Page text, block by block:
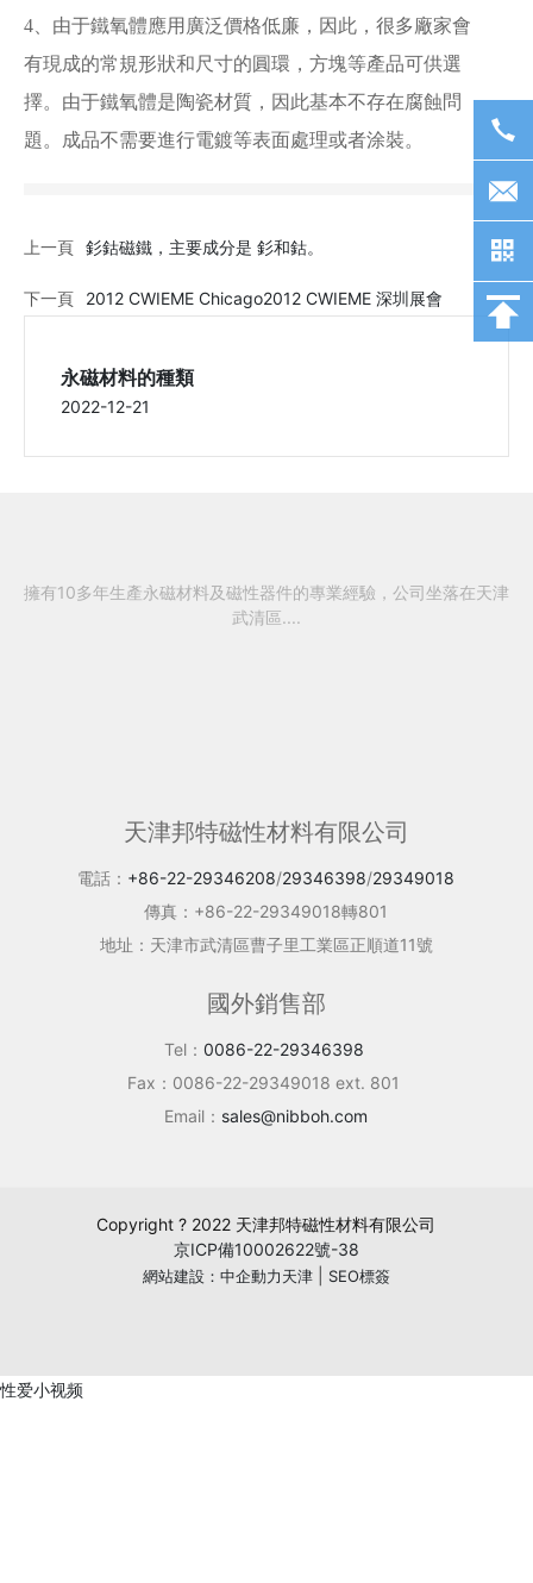
4、由于鐵氧體應用廣泛價格低廉，因此，很多廠家會
有現成的常規形狀和尺寸的圓環，方塊等產品可供選
擇。由于鐵氧體是陶瓷材質，因此基本不存在腐蝕問
題。成品不需要進行電鍍等表面處理或者涂裝。
上一頁 釤鈷磁鐵，主要成分是 釤和鈷。
下一頁 2012 CWIEME Chicago2012 CWIEME 深圳展會
永磁材料的種類
2022-12-21
擁有10多年生產永磁材料及磁性器件的專業經驗，公司坐落在天津
武清區....
天津邦特磁性材料有限公司
電話： +86-22-29346208/29346398/29349018
傳真：+86-22-29349018轉801
地址：天津市武清區曹子里工業區正順道11號
國外銷售部
Tel： 0086-22-29346398
Fax：0086-22-29349018 ext. 801
Email： sales@nibboh.com
Copyright ? 2022 天津邦特磁性材料有限公司
京ICP備10002622號-38
網站建設：中企動力天津| SEO標簽
性爱小视频